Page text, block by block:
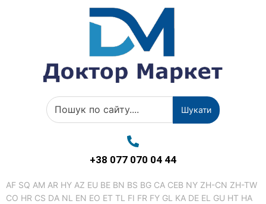
Шукати
+38 077 070 04 44
AF SQ AM AR HY AZ EU BE BN BS BG CA CEB NY ZH-CN ZH-TW
CO HR CS DA NL EN EO ET TL FI FR FY GL KA DE EL GU HT HA